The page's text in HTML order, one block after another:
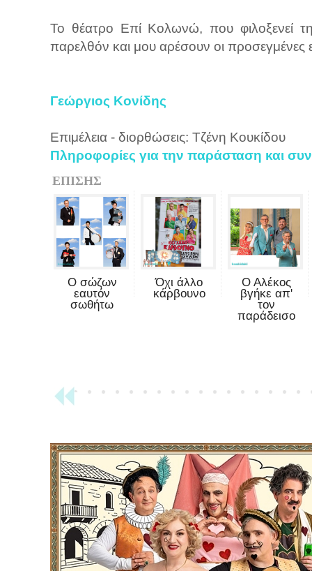
Το θέατρο Επί Κολωνώ, που φιλοξενεί
παρελθόν και μου αρέσουν οι προσεγμένες
Γεώργιος Κονίδης
Επιμέλεια - διορθώσεις: Τζένη Κουκίδου
Πληροφορίες για την παράσταση και
ΕΠΙΣΗΣ
Ο σώζων
εαυτόν
σωθήτω
Όχι άλλο
κάρβουνο
Ο Αλέκος
βγήκε απ'
τον
παράδεισο